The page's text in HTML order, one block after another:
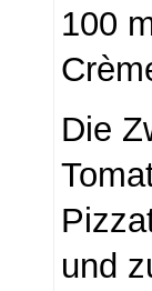
100
Die
und